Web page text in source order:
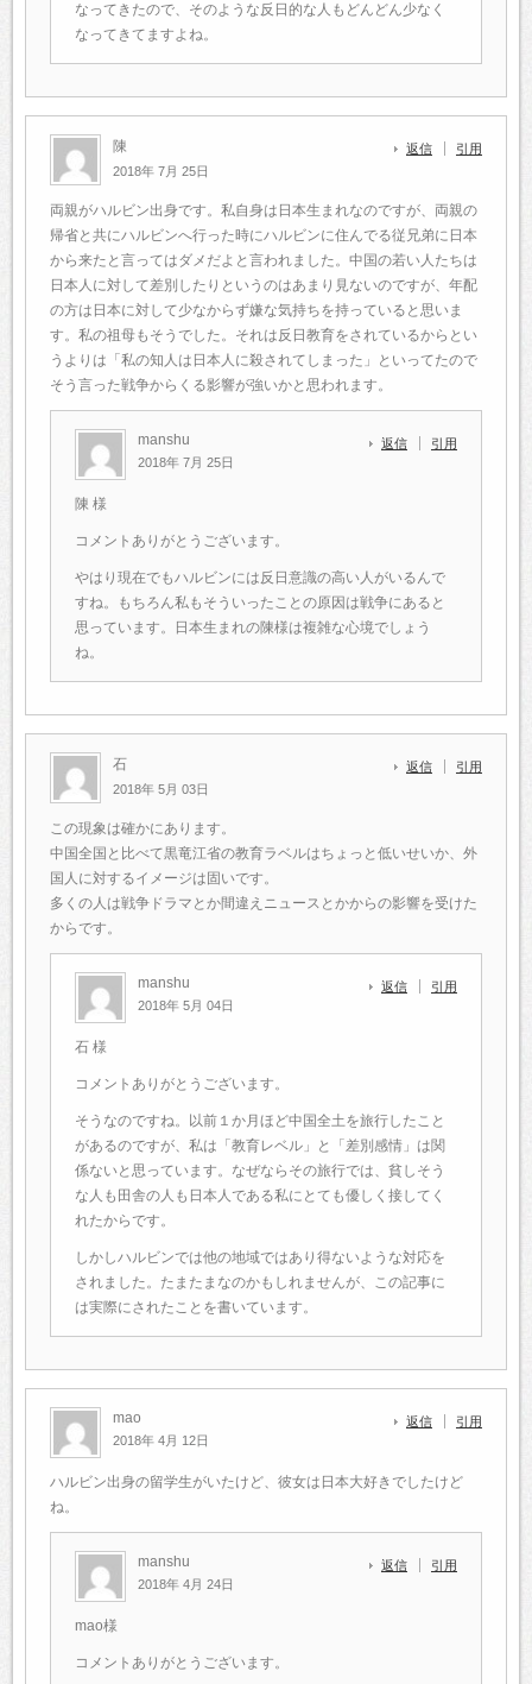
なってきたので、そのような反日的な人もどんどん少なく
なってきてますよね。
陳
2018年 7月 25日
返信 引用
両親がハルビン出身です。私自身は日本生まれなのですが、両親の
帰省と共にハルビンへ行った時にハルビンに住んでる従兄弟に日本
から来たと言ってはダメだよと言われました。中国の若い人たちは
日本人に対して差別したりというのはあまり見ないのですが、年配
の方は日本に対して少なからず嫌な気持ちを持っていると思いま
す。私の祖母もそうでした。それは反日教育をされているからとい
うよりは「私の知人は日本人に殺されてしまった」といってたので
そう言った戦争からくる影響が強いかと思われます。
manshu
2018年 7月 25日
返信 引用
陳 様
コメントありがとうございます。
やはり現在でもハルビンには反日意識の高い人がいるんで
すね。もちろん私もそういったことの原因は戦争にあると
思っています。日本生まれの陳様は複雑な心境でしょう
ね。
石
2018年 5月 03日
返信 引用
この現象は確かにあります。
中国全国と比べて黒竜江省の教育ラベルはちょっと低いせいか、外
国人に対するイメージは固いです。
多くの人は戦争ドラマとか間違えニュースとかからの影響を受けた
からです。
manshu
2018年 5月 04日
返信 引用
石 様
コメントありがとうございます。
そうなのですね。以前１か月ほど中国全土を旅行したこと
があるのですが、私は「教育レベル」と「差別感情」は関
係ないと思っています。なぜならその旅行では、貧しそう
な人も田舎の人も日本人である私にとても優しく接してく
れたからです。
しかしハルビンでは他の地域ではあり得ないような対応を
されました。たまたまなのかもしれませんが、この記事に
は実際にされたことを書いています。
mao
2018年 4月 12日
返信 引用
ハルビン出身の留学生がいたけど、彼女は日本大好きでしたけど
ね。
manshu
2018年 4月 24日
返信 引用
mao様
コメントありがとうございます。